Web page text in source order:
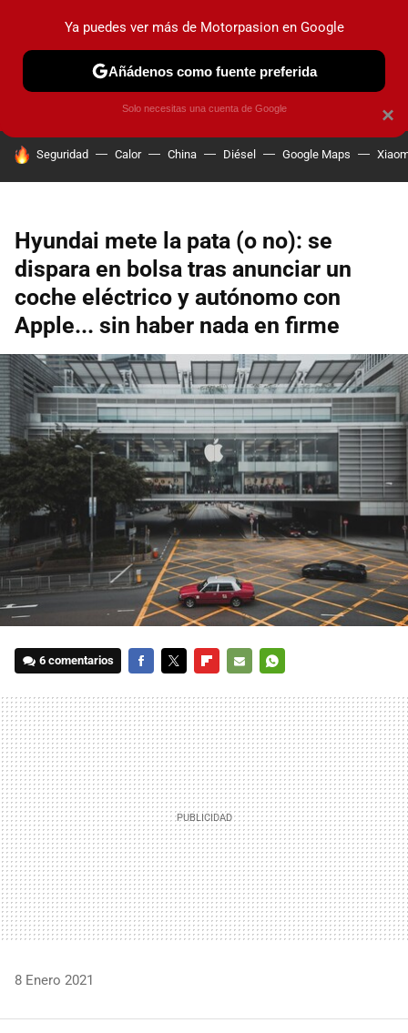
PRUEBAS COCHES ELÉCTRICOS OBSERVATORIO
HOY SE HABLA DE
Seguridad Calor China Diésel Google Maps
Hyundai mete la pata (o no): se
dispara en bolsa tras anunciar un
coche eléctrico y autónomo con
Apple... sin haber nada en firme
6 comentarios
MAIL
8 Enero 2021
×
Ya puedes ver más de Motorpasion en Google
Añádenos como fuente preferida
Solo necesitas una cuenta de Google